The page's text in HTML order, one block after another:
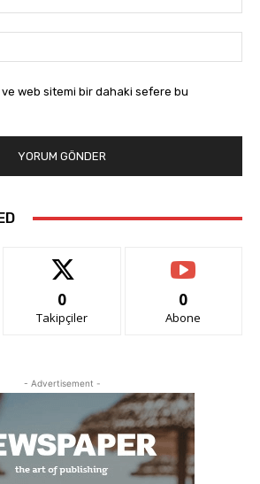
ve web sitemi bir dahaki sefere bu
0
Takipçiler
0
Abone
- Advertisement -